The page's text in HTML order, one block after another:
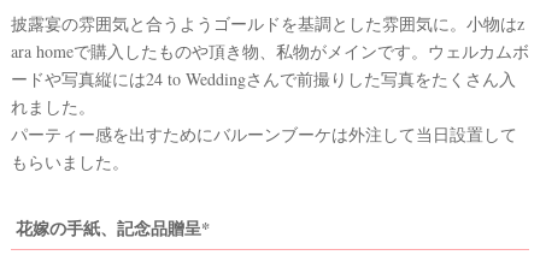
披露宴の雰囲気と合うようゴールドを基調とした雰囲気に。小物はz
ara homeで購入したものや頂き物、私物がメインです。ウェルカムボ
ードや写真縦には24 to Weddingさんで前撮りした写真をたくさん入
れました。
パーティー感を出すためにバルーンブーケは外注して当日設置して
もらいました。
花嫁の手紙、記念品贈呈*